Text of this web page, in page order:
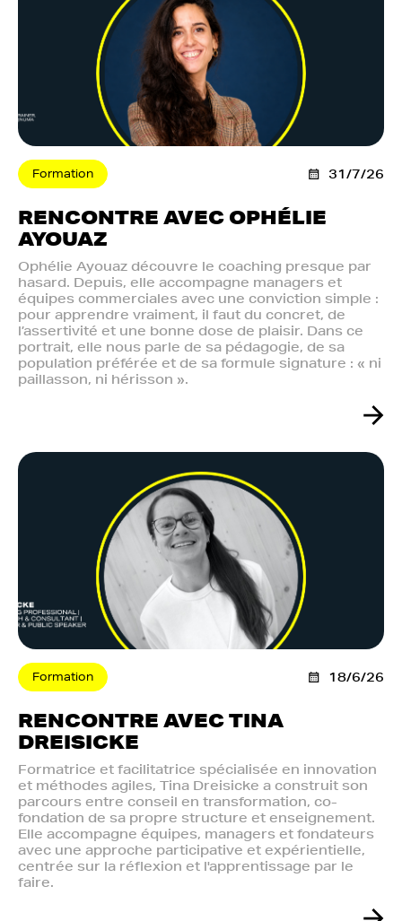
Formation 31/7/26
RENCONTRE AVEC OPHÉLIE
AYOUAZ
Ophélie Ayouaz découvre le coaching presque par
hasard. Depuis, elle accompagne managers et
équipes commerciales avec une conviction simple :
pour apprendre vraiment, il faut du concret, de
l’assertivité et une bonne dose de plaisir. Dans ce
portrait, elle nous parle de sa pédagogie, de sa
population préférée et de sa formule signature : « ni
paillasson, ni hérisson ».
Formation 18/6/26
RENCONTRE AVEC TINA
DREISICKE
Formatrice et facilitatrice spécialisée en innovation
et méthodes agiles, Tina Dreisicke a construit son
parcours entre conseil en transformation, co-
fondation de sa propre structure et enseignement.
Elle accompagne équipes, managers et fondateurs
avec une approche participative et expérientielle,
centrée sur la réflexion et l'apprentissage par le
faire.